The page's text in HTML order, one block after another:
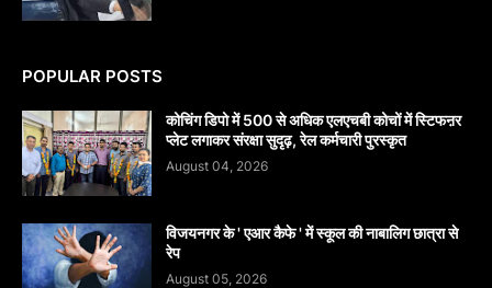
POPULAR POSTS
कोचिंग डिपो में 500 से अधिक एलएचबी कोचों में स्टिफऩर
प्लेट लगाकर संरक्षा सुदृढ़, रेल कर्मचारी पुरस्कृत
August 04, 2026
विजयनगर के ' एआर कैफे ' में स्कूल की नाबालिग छात्रा से
रेप
August 05, 2026